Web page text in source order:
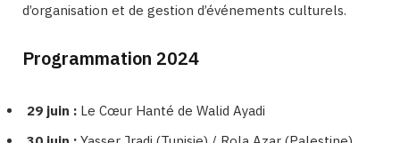
d’organisation et de gestion d’événements culturels.
Programmation 2024
29 juin : Le Cœur Hanté de Walid Ayadi